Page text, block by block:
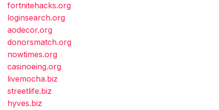
fortnitehacks.org
loginsearch.org
aodecor.org
donorsmatch.org
nowtimes.org
casinoeing.org
livemocha.biz
streetlife.biz
hyves.biz